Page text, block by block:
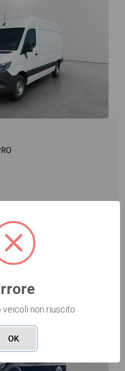
scheda >>
veicoli non riuscito
OK